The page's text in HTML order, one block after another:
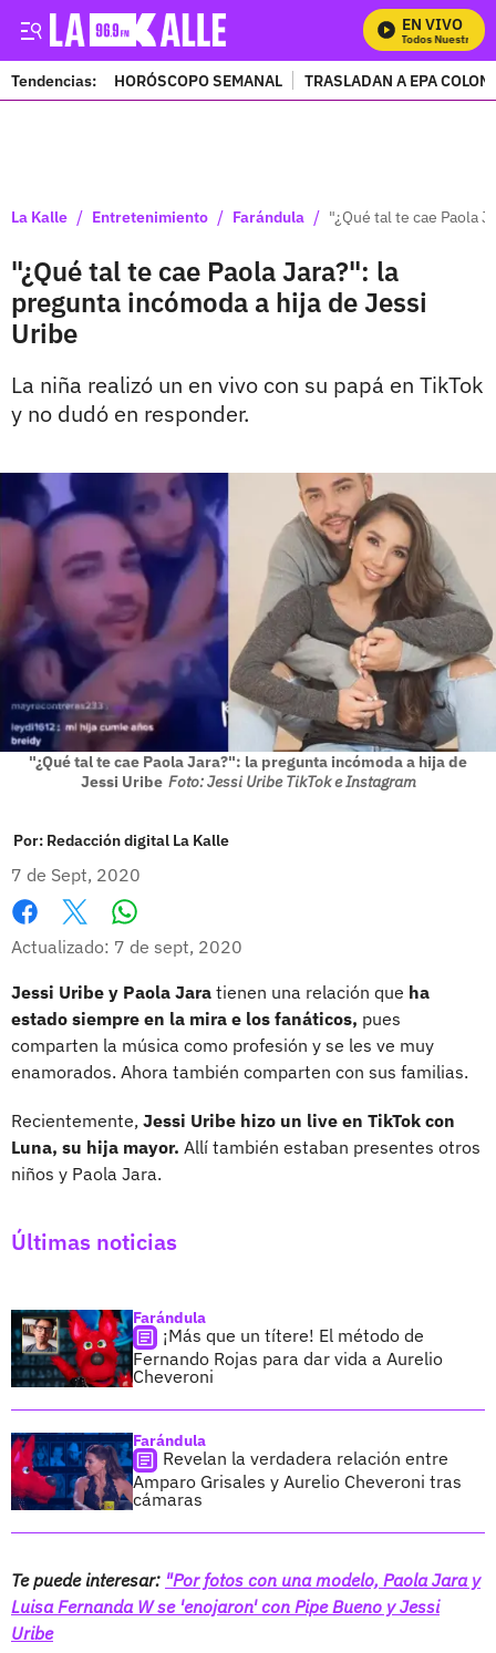
EN VIVO
Mira Todos Nuestros
Tendencias: HORÓSCOPO SEMANAL TRASLADAN A EPA
La Kalle / Entretenimiento / Farándula / "¿Qué tal te cae Paola
"¿Qué tal te cae Paola Jara?": la
pregunta incómoda a hija de Jessi
Uribe
La niña realizó un en vivo con su papá en TikTok
y no dudó en responder.
"¿Qué tal te cae Paola Jara?": la pregunta incómoda a hija de
Jessi Uribe Foto: Jessi Uribe TikTok e Instagram
Por: Redacción digital La Kalle
7 de Sept, 2020
Facebook
X
Actualizado: 7 de sept, 2020
Jessi Uribe y Paola Jara tienen una relación que ha
estado siempre en la mira e los fanáticos, pues
comparten la música como profesión y se les ve muy
enamorados. Ahora también comparten con sus familias.
Recientemente, Jessi Uribe hizo un live en TikTok con
Luna, su hija mayor. Allí también estaban presentes otros
niños y Paola Jara.
Últimas noticias
Farándula
¡Más que un títere! El método de
Fernando Rojas para dar vida a Aurelio
Cheveroni
Farándula
Revelan la verdadera relación entre
Amparo Grisales y Aurelio Cheveroni tras
cámaras
Te puede interesar: "Por fotos con una modelo, Paola Jara y
Luisa Fernanda W se 'enojaron' con Pipe Bueno y Jessi
Uribe